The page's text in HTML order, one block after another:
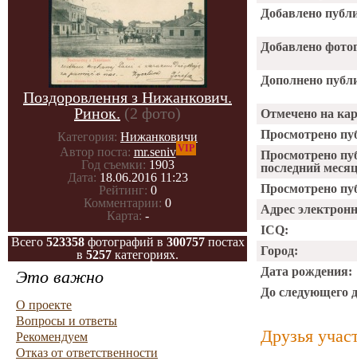
Поздоровлення з Нижанкович.
Ринок. (2 фото)
Категория: Нижанковичи
Автор поста: mr.senivVIP
Год съемки: 1903
Дата: 18.06.2016 11:23
Рейтинг: 0
Комментарии: 0
Карта: -
Всего 523358фотографий в 300757постах
в 5257 категориях.
Это важно
О проекте
Вопросы и ответы
Рекомендуем
Отказ от ответственности
Добавлено
Добавлено
Дополнено
Отмечено на
Просмотрено
Просмотрено
последний
Просмотрено
Адрес
ICQ:
Город:
Дата рождения:
До следующего
Друзья